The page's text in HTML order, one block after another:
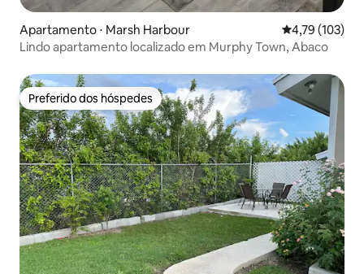
Apartamento ⋅ Marsh Harbour 4,79 de uma
4,79 (103)
Lindo apartamento localizado em Murphy Town, Abaco
Preferido dos hóspedes
Preferido dos hóspedes